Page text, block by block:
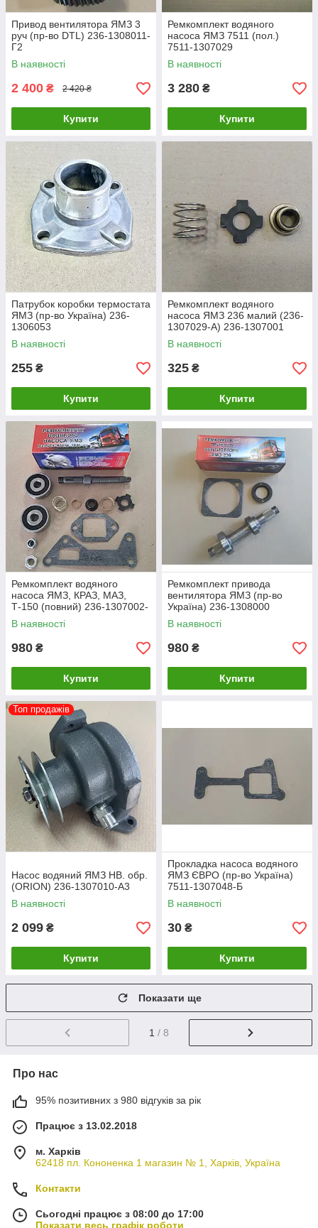
Привод вентилятора ЯМЗ 3
руч (пр-во DTL) 236-1308011-
Г2
В наявності
2 400 ₴ 2 420 ₴
Купити
Ремкомплект водяного
насоса ЯМЗ 7511 (пол.)
7511-1307029
В наявності
3 280 ₴
Купити
Патрубок коробки термостата
ЯМЗ (пр-во Україна) 236-
1306053
В наявності
255 ₴
Купити
Ремкомплект водяного
насоса ЯМЗ 236 малий (236-
1307029-А) 236-1307001
В наявності
325 ₴
Купити
Ремкомплект водяного
насоса ЯМЗ, КРАЗ, МАЗ,
Т-150 (повний) 236-1307002-
PK
В наявності
980 ₴
Купити
Ремкомплект привода
вентилятора ЯМЗ (пр-во
Україна) 236-1308000
В наявності
980 ₴
Купити
Топ продажів
Насос водяний ЯМЗ НВ. обр.
(ORION) 236-1307010-А3
В наявності
2 099 ₴
Купити
Прокладка насоса водяного
ЯМЗ ЄВРО (пр-во Україна)
7511-1307048-Б
В наявності
30 ₴
Купити
Показати ще
1 / 8
Про нас
95% позитивних з 980 відгуків за рік
Працює з 13.02.2018
м. Харків
62418 пл. Кононенка 1 магазин № 1, Харків, Україна
Контакти
Сьогодні працює з 08:00 до 17:00
Показати весь графік роботи